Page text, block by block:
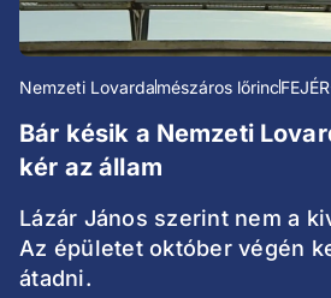
Nemzeti Lovardamészáros lőrinc
Bár késik a Nemzeti
kér az állam
Lázár János szerint nem a
Az épületet október végén
átadni.